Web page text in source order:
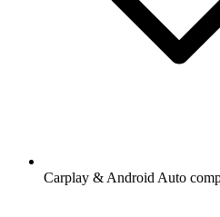
Carplay & Android Auto